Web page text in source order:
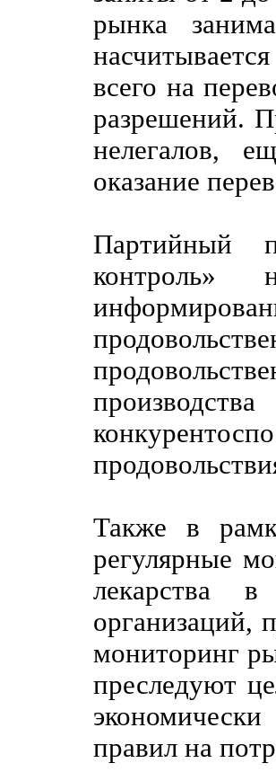
рынка
всего на
разрешений.
нелегалов,
оказание
Партийный
контроль»
Также в
регулярные
лекарства в
организаций,
мониторинг
преследуют
правил на